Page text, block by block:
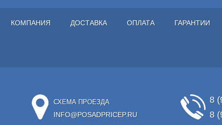
КОМПАНИЯ ДОСТАВКА ОПЛАТА ГАРАНТИИ
СХЕМА ПРОЕЗДА
INFO@POSADPRICEP.RU
8
8